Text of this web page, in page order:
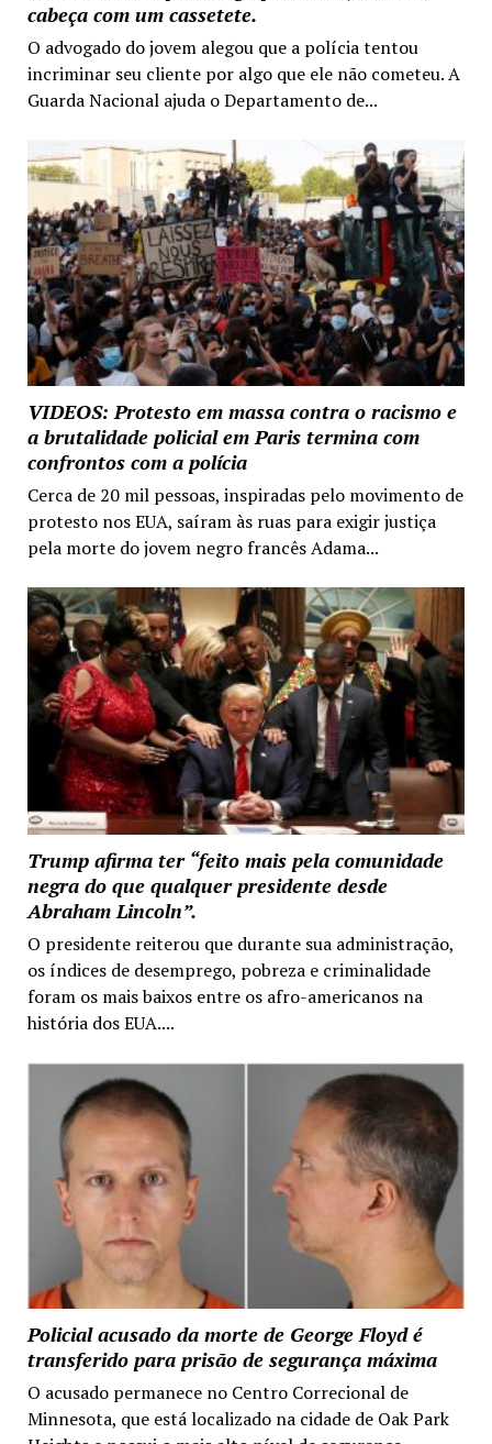
cabeça com um cassetete.
O advogado do jovem alegou que a polícia tentou
incriminar seu cliente por algo que ele não cometeu. A
Guarda Nacional ajuda o Departamento de...
VIDEOS: Protesto em massa contra o racismo e
a brutalidade policial em Paris termina com
confrontos com a polícia
Cerca de 20 mil pessoas, inspiradas pelo movimento de
protesto nos EUA, saíram às ruas para exigir justiça
pela morte do jovem negro francês Adama...
Trump afirma ter “feito mais pela comunidade
negra do que qualquer presidente desde
Abraham Lincoln”.
O presidente reiterou que durante sua administração,
os índices de desemprego, pobreza e criminalidade
foram os mais baixos entre os afro-americanos na
história dos EUA....
Policial acusado da morte de George Floyd é
transferido para prisão de segurança máxima
O acusado permanece no Centro Correcional de
Minnesota, que está localizado na cidade de Oak Park